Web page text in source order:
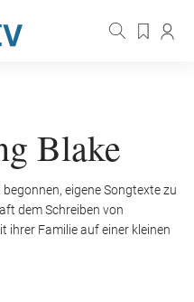
Blake
eigene Songtexte zu
dem Schreiben von
ihrer Familie auf einer kleinen